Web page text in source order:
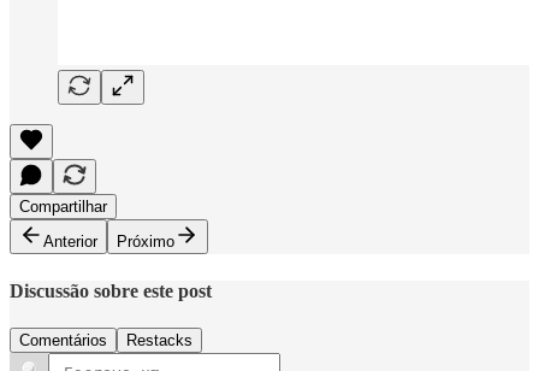
Compartilhar
Anterior
Próximo
Discussão sobre este post
Comentários Restacks